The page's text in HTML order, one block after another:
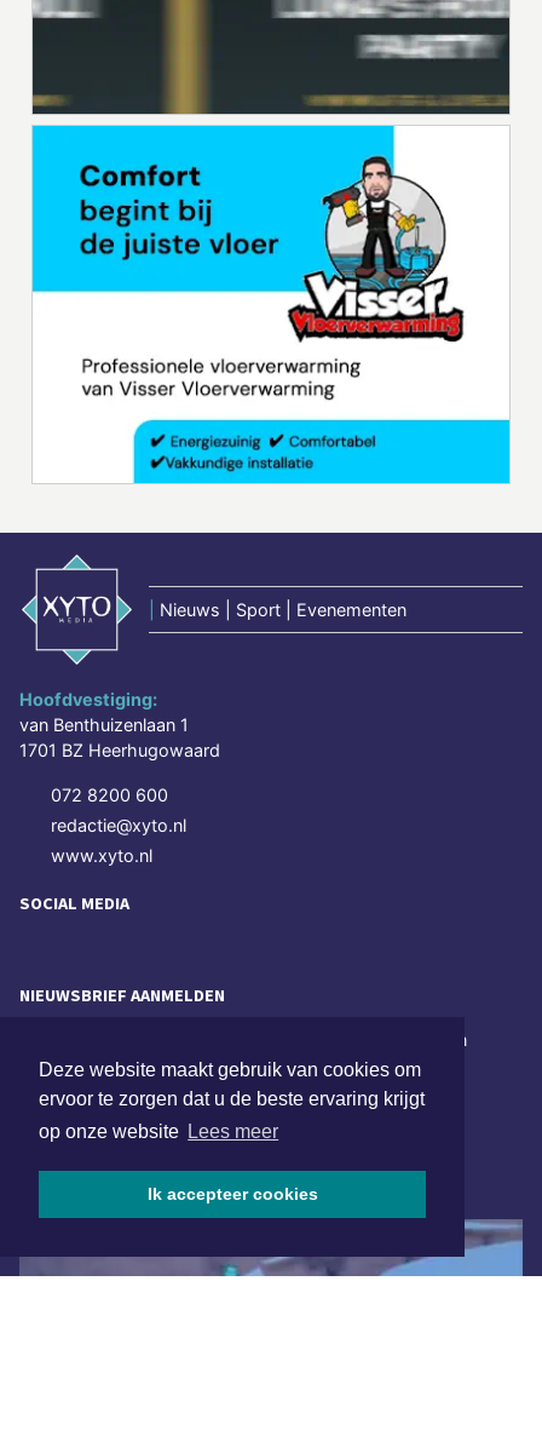
Deze website maakt gebruik van cookies om
ervoor te zorgen dat u de beste ervaring krijgt
op onze website Lees meer
Ik accepteer cookies
Nieuws | Sport | Evenementen
Hoofdvestiging:
van Benthuizenlaan 1
1701 BZ Heerhugowaard
072 8200 600
redactie@xyto.nl
www.xyto.nl
SOCIAL MEDIA
NIEUWSBRIEF AANMELDEN
Schrijf je in voor onze nieuwsbrief en krijg wekelijks een
samenvatting van alle gebeurtenissen uit jouw regio.
ONLINE DAGBLADEN